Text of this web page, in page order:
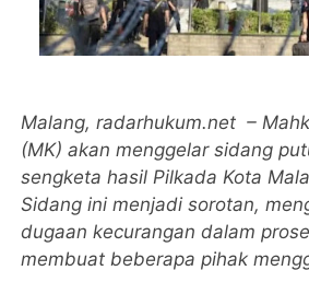
Malang,radarhukum.net –
(MK) akan menggelar sidang
sengketa hasil Pilkada Kota
Sidang ini menjadi sorotan,
dugaan kecurangan dalam
membuat beberapa pihak